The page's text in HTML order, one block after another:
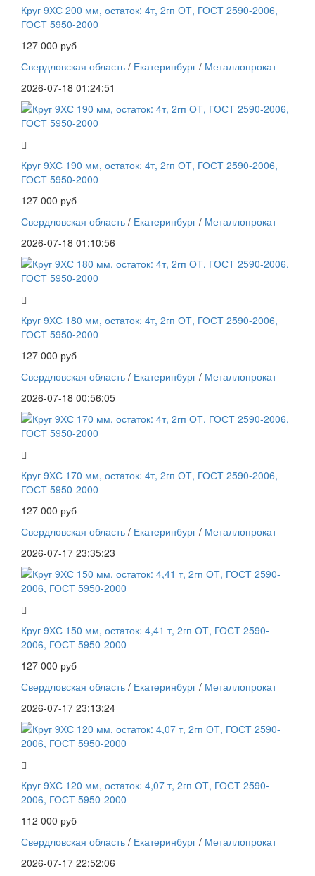
Круг 9ХС 200 мм, остаток: 4т, 2гп ОТ, ГОСТ 2590-2006,
ГОСТ 5950-2000
127 000 руб
Свердловская область / Екатеринбург / Металлопрокат
2026-07-18 01:24:51
Круг 9ХС 190 мм, остаток: 4т, 2гп ОТ, ГОСТ 2590-2006,
ГОСТ 5950-2000
127 000 руб
Свердловская область / Екатеринбург / Металлопрокат
2026-07-18 01:10:56
Круг 9ХС 180 мм, остаток: 4т, 2гп ОТ, ГОСТ 2590-2006,
ГОСТ 5950-2000
127 000 руб
Свердловская область / Екатеринбург / Металлопрокат
2026-07-18 00:56:05
Круг 9ХС 170 мм, остаток: 4т, 2гп ОТ, ГОСТ 2590-2006,
ГОСТ 5950-2000
127 000 руб
Свердловская область / Екатеринбург / Металлопрокат
2026-07-17 23:35:23
Круг 9ХС 150 мм, остаток: 4,41 т, 2гп ОТ, ГОСТ 2590-
2006, ГОСТ 5950-2000
127 000 руб
Свердловская область / Екатеринбург / Металлопрокат
2026-07-17 23:13:24
Круг 9ХС 120 мм, остаток: 4,07 т, 2гп ОТ, ГОСТ 2590-
2006, ГОСТ 5950-2000
112 000 руб
Свердловская область / Екатеринбург / Металлопрокат
2026-07-17 22:52:06